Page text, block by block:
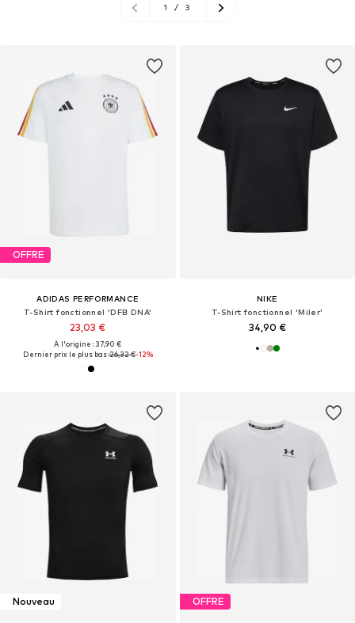
OFFRE
ADIDAS PERFORMANCE
T-Shirt fonctionnel 'DFB DNA'
23,03 €
À l'origine : 37,90 €
Dernier prix le plus bas :26,32 €-12%
NIKE
T-Shirt fonctionnel 'Miler'
34,90 €
Nouveau
1 / 3
OFFRE